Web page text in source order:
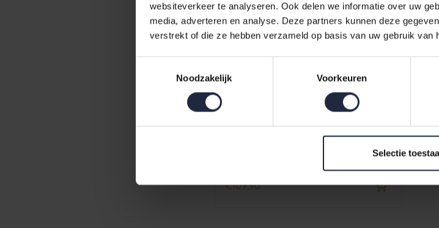
websiteverkeer te analyseren. Ook delen we informatie over uw
media, adverteren en analyse. Deze partners kunnen deze
verstrekt of die ze hebben verzameld op basis van uw gebruik van
Noodzakelijk
Voorkeuren
Selectie
€109,90